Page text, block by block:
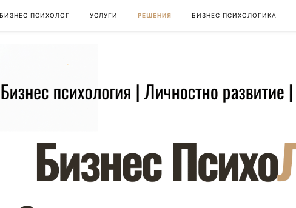
БИЗНЕС ПСИХОЛОГ УСЛУГИ РЕШЕНИЯ БИЗНЕС ПСИХОЛОГИКА